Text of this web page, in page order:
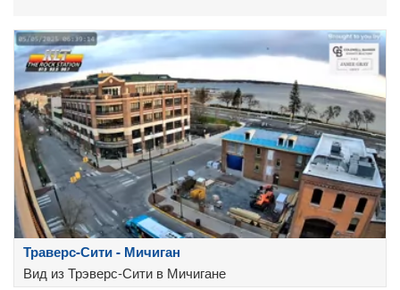
Траверс-Сити - Мичиган
Вид из Трэверс-Сити в Мичигане